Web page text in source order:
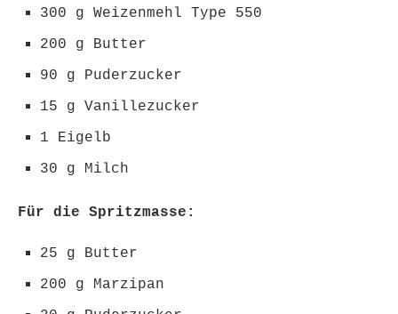
300 g Weizenmehl Type 550
200 g Butter
90 g Puderzucker
15 g Vanillezucker
1 Eigelb
30 g Milch
Für die Spritzmasse:
25 g Butter
200 g Marzipan